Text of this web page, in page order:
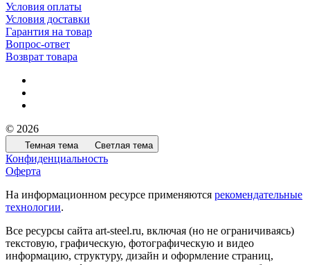
Условия оплаты
Условия доставки
Гарантия на товар
Вопрос-ответ
Возврат товара
© 2026
Темная тема Светлая тема
Конфиденциальность
Оферта
На информационном ресурсе применяются рекомендательные
технологии.
Все ресурсы сайта art-steel.ru, включая (но не ограничиваясь)
текстовую, графическую, фотографическую и видео
информацию, структуру, дизайн и оформление страниц,